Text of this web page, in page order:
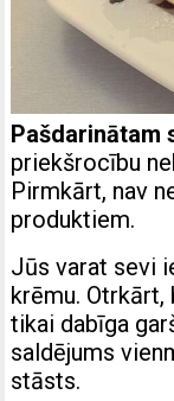
Pašdarinātam
priekšrocību
Pirmkārt, nav
produktiem.
Jūs varat sevi
krēmu. Otrkārt,
tikai dabīga
saldējums
stāsts.